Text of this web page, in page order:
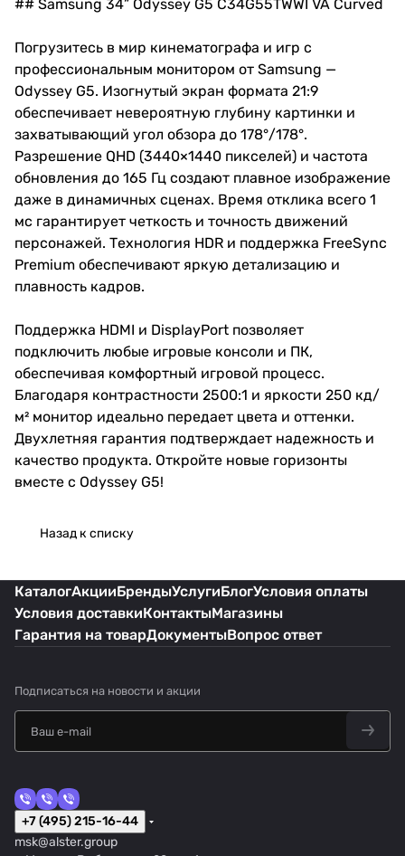
## Samsung 34” Odyssey G5 C34G55TWWI VA Curved
Погрузитесь в мир кинематографа и игр с
профессиональным монитором от Samsung —
Odyssey G5. Изогнутый экран формата 21:9
обеспечивает невероятную глубину картинки и
захватывающий угол обзора до 178°/178°.
Разрешение QHD (3440×1440 пикселей) и частота
обновления до 165 Гц создают плавное изображение
даже в динамичных сценах. Время отклика всего 1
мс гарантирует четкость и точность движений
персонажей. Технология HDR и поддержка FreeSync
Premium обеспечивают яркую детализацию и
плавность кадров.
Поддержка HDMI и DisplayPort позволяет
подключить любые игровые консоли и ПК,
обеспечивая комфортный игровой процесс.
Благодаря контрастности 2500:1 и яркости 250 кд/
м² монитор идеально передает цвета и оттенки.
Двухлетняя гарантия подтверждает надежность и
качество продукта. Откройте новые горизонты
вместе с Odyssey G5!
Назад к списку
КаталогАкцииБрендыУслугиБлогУсловия оплаты
Условия доставкиКонтактыМагазины
Гарантия на товарДокументыВопрос ответ
Подписаться на новости и акции
+7 (495) 215-16-44
msk@alster.group